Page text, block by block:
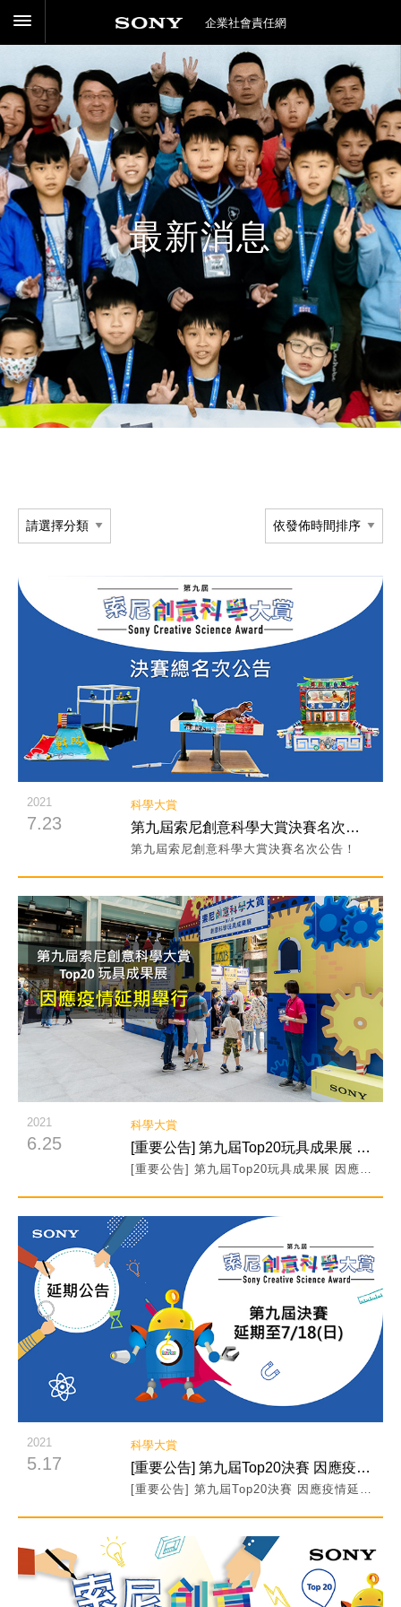
企業社會責任網
最新消息
閱讀詳細內容
2021
7.23
科學大賞
第九屆索尼創意科學大賞決賽名次公告！
第九屆索尼創意科學大賞決賽名次公告！
閱讀詳細內容
2021
6.25
科學大賞
[重要公告] 第九屆Top20玩具成果展 因應疫情延期舉行
閱讀詳細內容
2021
5.17
科學大賞
[重要公告] 第九屆Top20決賽 因應疫情延期至7/18(日)舉行
閱讀詳細內容